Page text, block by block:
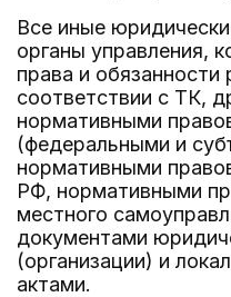
Все иные
органы управления,
права и обязанности
соответствии с ТК,
нормативными
(федеральными и
нормативными
РФ, нормативными
местного
документами
(организации) и
актами.